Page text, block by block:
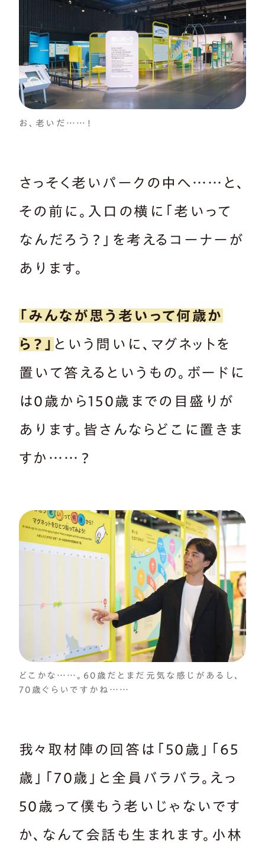
お、老いだ……！
さっそく老いパークの中へ……と、
その前に。入口の横に「老いって
なんだろう？」を考えるコーナーが
あります。
「みんなが思う老いって何歳か
ら？」 という問いに、マグネットを
置いて答えるというもの。ボードに
は0歳から150歳までの目盛りが
あります。皆さんならどこに置きま
すか……？
どこかな……。60歳だとまだ元気な感じがあるし、
70歳ぐらいですかね……
我々取材陣の回答は「50歳」「65
歳」「70歳」と全員バラバラ。えっ
50歳って僕もう老いじゃないです
か、なんて会話も生まれます。小林